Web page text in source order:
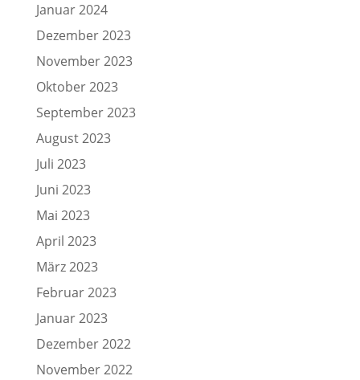
Januar 2024
Dezember 2023
November 2023
Oktober 2023
September 2023
August 2023
Juli 2023
Juni 2023
Mai 2023
April 2023
März 2023
Februar 2023
Januar 2023
Dezember 2022
November 2022